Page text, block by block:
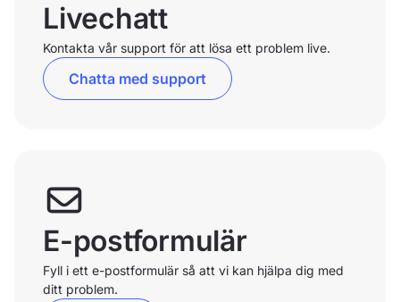
Livechatt
Kontakta vår support för att lösa ett problem live.
Chatta med support
E-postformulär
Fyll i ett e-postformulär så att vi kan hjälpa dig med
ditt problem.